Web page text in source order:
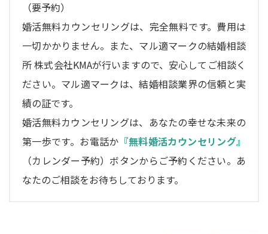
（要予約）
婚活無料カウンセリングは、完全無料です。費用は
一切かかりません。また、マル適マークの結婚相談
所 株式会社KMAが行いますので、安心してご相談く
ださい。マル適マークは、結婚相談業界の信頼と実
績の証です。
婚活無料カウンセリングは、あなたの幸せな未来の
第一歩です。お電話か 『無料婚活カウンセリング』
（カレンダー予約）ボタンからご予約ください。あ
なたのご相談をお待ちしております。